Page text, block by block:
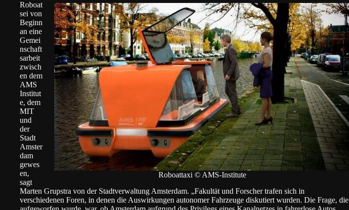
Roboattaxi © AMS-Institute
Roboat
sei von
Beginn
an eine
Gemei
nschaft
sarbeit
zwisch
en dem
AMS
Institut
e, dem
MIT
und
der
Stadt
Amster
dam
gewes
en,
sagt
Marten Grupstra von der Stadtverwaltung Amsterdam. „Fakultät und Forscher trafen sich in
verschiedenen Foren, in denen die Auswirkungen autonomer Fahrzeuge diskutiert wurden. Die Frage, die